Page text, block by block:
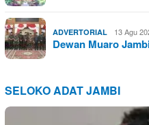
ADVERTORIAL 13 Agu
Dewan Muaro
SELOKO ADAT JAMBI